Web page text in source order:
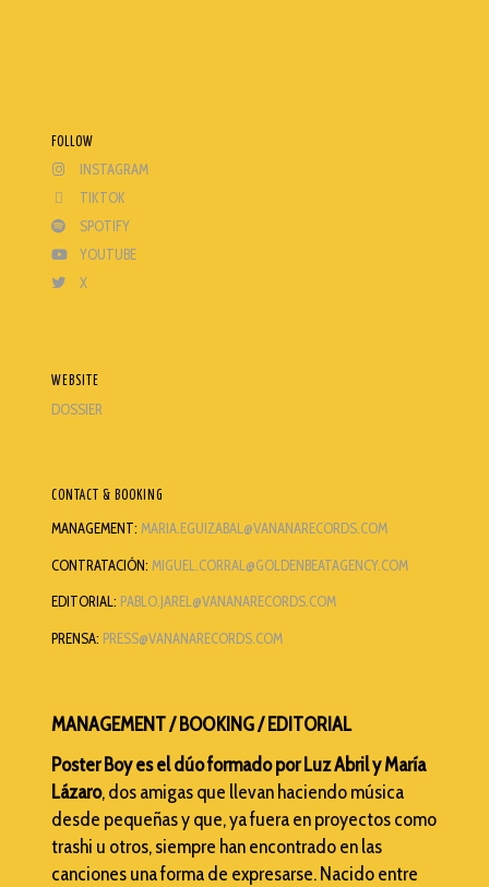
FOLLOW
INSTAGRAM
TIKTOK
SPOTIFY
YOUTUBE
X
WEBSITE
DOSSIER
CONTACT & BOOKING
MANAGEMENT: MARIA.EGUIZABAL@VANANARECORDS.COM
CONTRATACIÓN: MIGUEL.CORRAL@GOLDENBEATAGENCY.COM
EDITORIAL: PABLO.JAREL@VANANARECORDS.COM
PRENSA: PRESS@VANANARECORDS.COM
MANAGEMENT / BOOKING / EDITORIAL
Poster Boy es el dúo formado por Luz Abril y María
Lázaro, dos amigas que llevan haciendo música
desde pequeñas y que, ya fuera en proyectos como
trashi u otros, siempre han encontrado en las
canciones una forma de expresarse. Nacido entre